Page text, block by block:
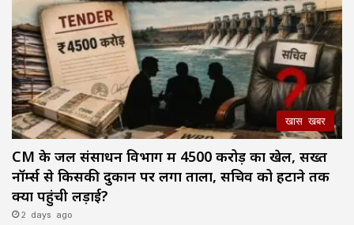
खास खबर
CM के जल संसाधन विभाग में ₹4500 करोड़ का खेल, सख्त
नॉर्म्स से किसकी दुकान पर लगा ताला, सचिव को हटाने तक
क्यों पहुंची लड़ाई?
2 days ago